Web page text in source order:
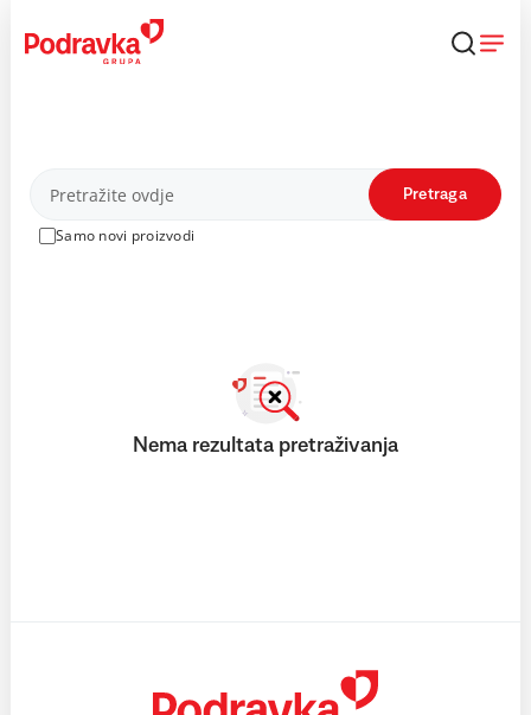
content
Proizvodi
Samo novi proizvodi
Pretraga
Nema rezultata pretraživanja